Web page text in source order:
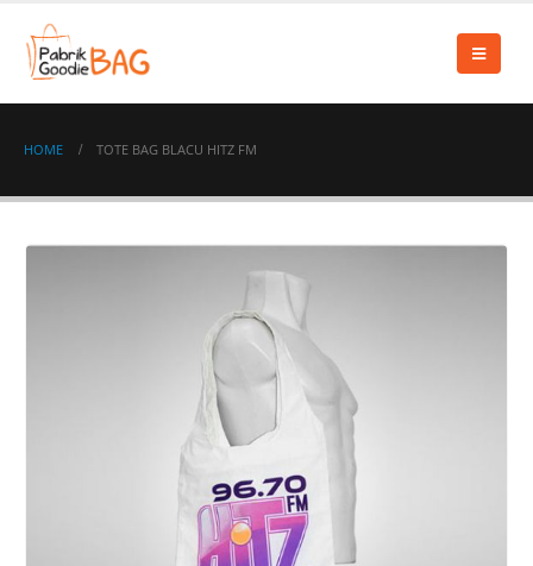
HOME TOTE BAG BLACU HITZ FM